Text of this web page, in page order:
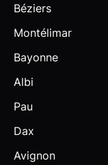
inclinaison du
Sorties
Suspensions
Système audio 6
Système de
Béziers
Montélimar
Bayonne
Albi
Pau
Dax
Avignon